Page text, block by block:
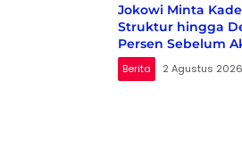
Jokowi Minta
Struktur hingga
Persen Sebelum
Berita 2 Agustus 2026